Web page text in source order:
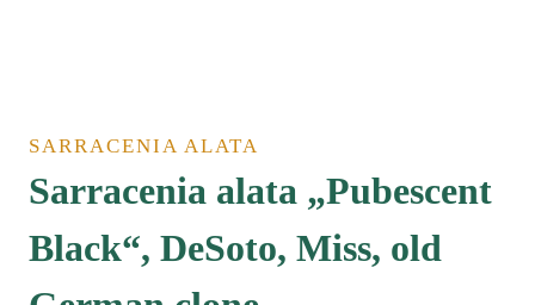
SARRACENIA ALATA
Sarracenia alata „Pubescent
Black“, DeSoto, Miss, old